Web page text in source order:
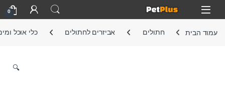
Skip to navigation
Skip to content
Open
0
עמוד הבית חתולים אביזרים לחתולים כלי אוכל
🔍